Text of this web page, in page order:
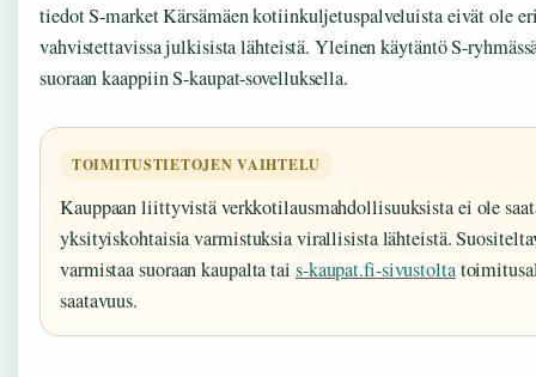
tiedot S-market Kärsämäen kotiinkuljetuspalveluista eivät ole
vahvistettavissa julkisista lähteistä. Yleinen käytäntö S-
suoraan kaappiin S-kaupat-sovelluksella.
TOIMITUSTIETOJEN VAIHTELU
Kauppaan liittyvistä verkkotilausmahdollisuuksista ei ole
yksityiskohtaisia varmistuksia virallisista lähteistä.
varmistaa suoraan kaupalta tai s-kaupat.fi-sivustolta
saatavuus.